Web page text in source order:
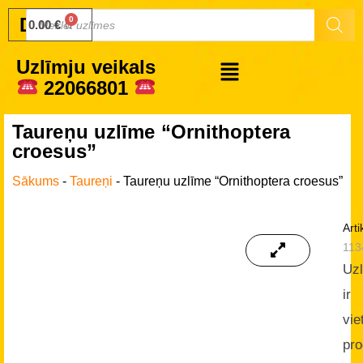
Druku.lv
0.00€
Uzlīmju veikals
22066801
Taureņu uzlīme “Ornithoptera
croesus”
Sākums - Taureņi - Taureņu uzlīme “Ornithoptera croesus”
ir